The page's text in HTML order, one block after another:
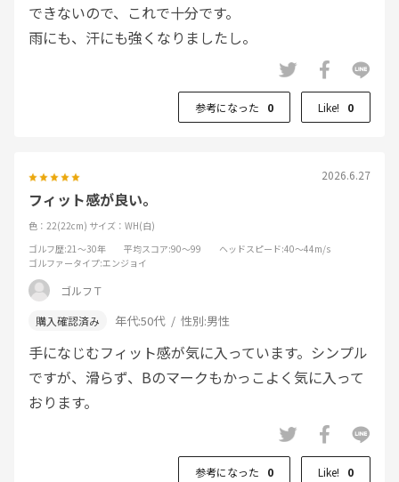
できないので、これで十分です。
雨にも、汗にも強くなりましたし。
参考になった 0 Like! 0
2026.6.27
フィット感が良い。
色：22(22cm) サイズ：WH(白)
ゴルフ歴:21～30年 平均スコア:90～99 ヘッドスピード:40～44m/s
ゴルファータイプ:エンジョイ
ゴルフＴ
年代:50代 性別:男性
手になじむフィット感が気に入っています。シンプル
ですが、滑らず、Bのマークもかっこよく気に入って
おります。
参考になった 0 Like! 0